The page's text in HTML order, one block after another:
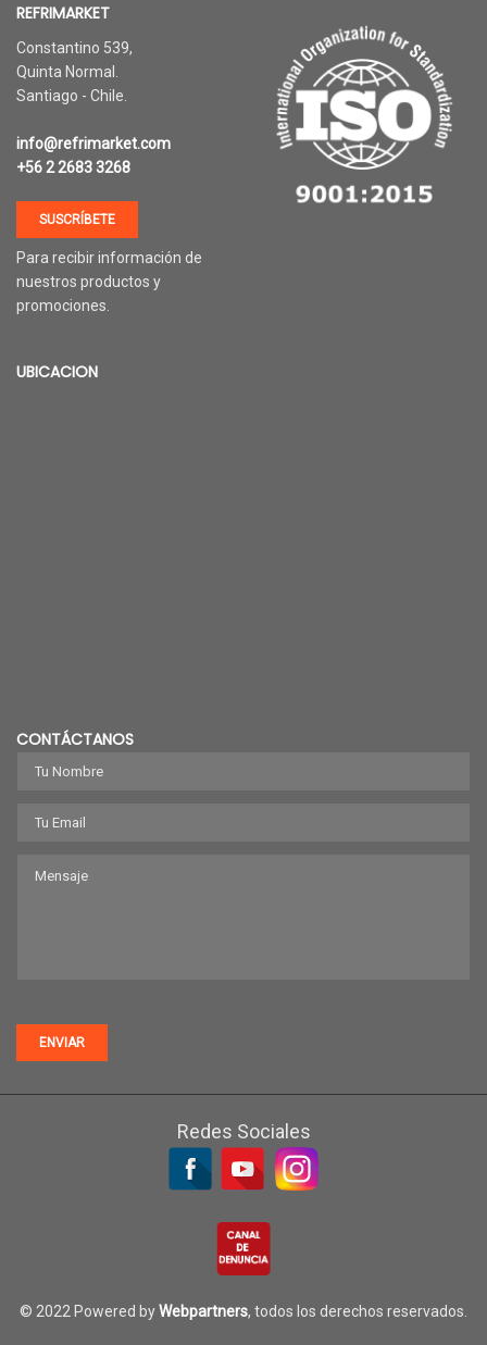
REFRIMARKET
Constantino 539,
Quinta Normal.
Santiago - Chile.
info@refrimarket.com
+56 2 2683 3268
SUSCRÍBETE
Para recibir información de
nuestros productos y
promociones.
UBICACION
CONTÁCTANOS
ENVIAR
Redes Sociales
© 2022 Powered byWebpartners, todos los derechos reservados.